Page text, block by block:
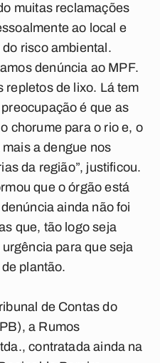
muitas reclamações
ao local e
risco ambiental.
denúncia ao MPF.
repletos de lixo. Lá tem
é que as
chorume para o rio e, o
a dengue nos
da região”, justificou.
que o órgão está
ainda não foi
que, tão logo seja
para que seja
plantão.
de Contas do
a Rumos
contratada ainda na